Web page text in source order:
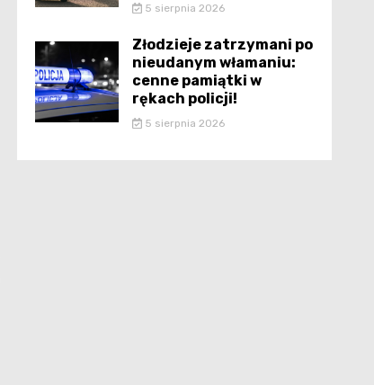
5 sierpnia 2026
Złodzieje zatrzymani po
nieudanym włamaniu:
cenne pamiątki w
rękach policji!
5 sierpnia 2026